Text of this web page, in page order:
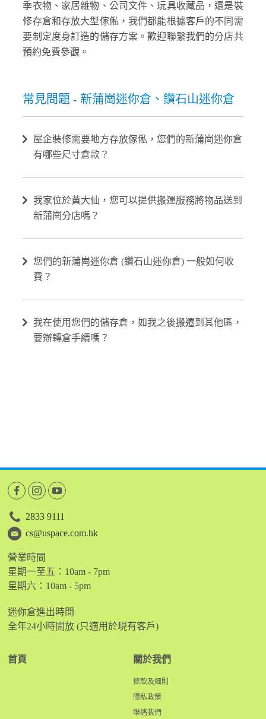
季衣物、家居雜物、公司文件、玩具收藏品，還是裝
修存倉和存放大型傢俬，我們都能根據客戶的不同需
要制定度身訂造的儲存方案。歡迎聯繫我們的分店共
預約免費參觀。
常見問題 - 新蒲崗迷你倉、鑽石山迷你倉
屋企裝修需要地方存放傢俬，您們的新蒲崗迷你倉
有哪些尺寸倉款？
我家位於黃大仙，您可以提供搬運服務將物品送到
新蒲崗分店嗎？
您們的新蒲崗迷你倉 (鑽石山迷你倉) 一般如何收
費？
我在使用您們的儲存倉，如我之後搬遷到其他區，
要辦轉倉手續嗎？
2833 9111
cs@uspace.com.hk
營業時間
星期一至五：10am - 7pm
星期六：10am - 5pm
迷你倉進出時間
全年24小時開放 (只適用於現有客戶)
首頁 關於我們
條款及細則
隱私政策
聯絡我們